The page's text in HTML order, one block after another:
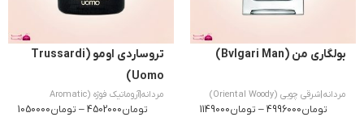
بولگاری من (Bvlgari Man)
مردانه|شرقی چوبی (Oriental Woody)
تومان4996000
– تومان1149000
تروساردی اومو (Trussardi
Uomo)
مردانه|
آروماتیک فوژه (Aromatic
Fougere)
تومان4502000
– تومان1050000